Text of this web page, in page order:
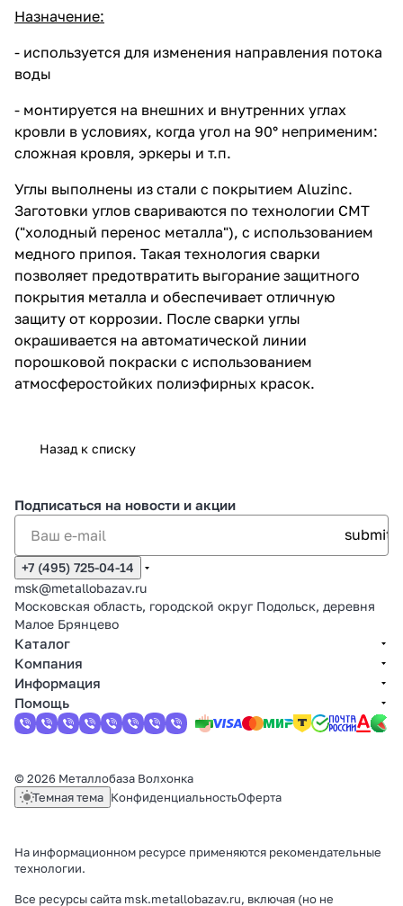
Назначение:
- используется для изменения направления потока
воды
- монтируется на внешних и внутренних углах
кровли в условиях, когда угол на 90° неприменим:
сложная кровля, эркеры и т.п.
Углы выполнены из стали с покрытием Aluzinc.
Заготовки углов свариваются по технологии CMT
("холодный перенос металла"), с использованием
медного припоя. Такая технология сварки
позволяет предотвратить выгорание защитного
покрытия металла и обеспечивает отличную
защиту от коррозии. После сварки углы
окрашивается на автоматической линии
порошковой покраски с использованием
атмосферостойких полиэфирных красок.
Назад к списку
Подписаться на новости и акции
+7 (495) 725-04-14
msk@metallobazav.ru
Московская область, городской округ Подольск, деревня
Малое Брянцево
Каталог
Компания
Информация
Помощь
© 2026 Металлобаза Волхонка
Темная тема КонфиденциальностьОферта
На информационном ресурсе применяются рекомендательные
технологии.
Все ресурсы сайта msk.metallobazav.ru, включая (но не